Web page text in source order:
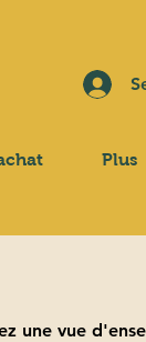
Plus
une vue